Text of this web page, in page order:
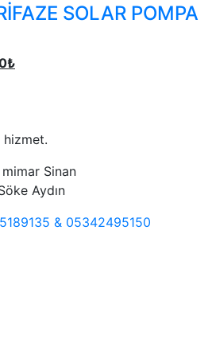
SOLAR POMPA
₺
Sinan
Aydın
& 05342495150